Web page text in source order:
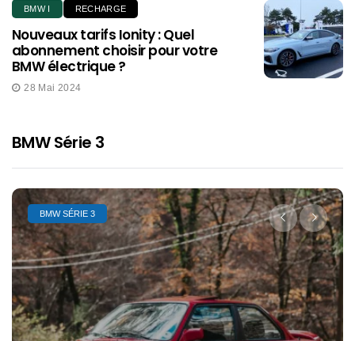
BMW I RECHARGE
Nouveaux tarifs Ionity : Quel
abonnement choisir pour votre
BMW électrique ?
28 Mai 2024
BMW Série 3
BMW SÉRIE 3